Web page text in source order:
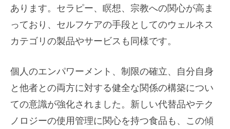
あります。セラピー、瞑想、宗教への関心が高ま
っており、セルフケアの手段としてのウェルネス
カテゴリの製品やサービスも同様です。
個人のエンパワーメント、制限の確立、自分自身
と他者との両方に対する健全な関係の構築につい
ての意識が強化されました。新しい代替品やテク
ノロジーの使用管理に関心を持つ食品も、この傾